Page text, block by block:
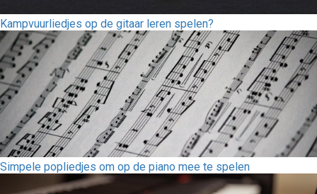
Kampvuurliedjes op de gitaar leren spelen?
Simpele popliedjes om op de piano mee te spelen